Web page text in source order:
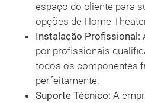
espaço do cliente para
opções de Home
Instalação Profissional:
por profissionais
todos os componentes
perfeitamente.
Suporte Técnico: A